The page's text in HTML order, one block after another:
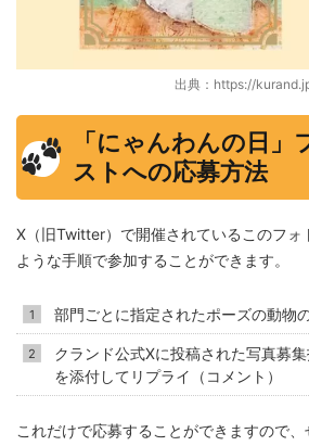
出典：https://
「にゃんわんの日」
ストへの応募方法
X（旧Twitter）で開催されているこのフォ
ような手順で参加することができます。
部門ごとに指定されたポーズの動物
クランド公式Xに投稿された写真募
を添付してリプライ（コメント）
これだけで応募することができますので